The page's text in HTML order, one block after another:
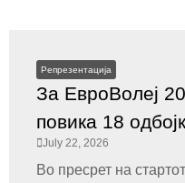
Репрезентација
За ЕвроВолеј
повика 18
July 22, 2026
Во пресрет на